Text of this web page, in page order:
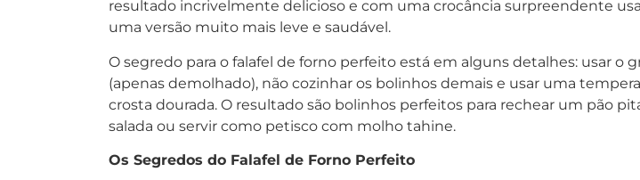
resultado incrivelmente delicioso e com uma crocância surpreendente
uma versão muito mais leve e saudável.
O segredo para o falafel de forno perfeito está em alguns detalhes: usar o
(apenas demolhado), não cozinhar os bolinhos demais e usar uma
crosta dourada. O resultado são bolinhos perfeitos para rechear um pão
salada ou servir como petisco com molho tahine.
Os Segredos do Falafel de Forno Perfeito